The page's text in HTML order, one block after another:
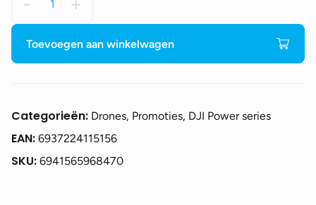
Power
1000
aantal
Toevoegen aan winkelwagen
Categorieën: Drones, Promoties, DJI Power series
EAN: 6937224115156
SKU: 6941565968470